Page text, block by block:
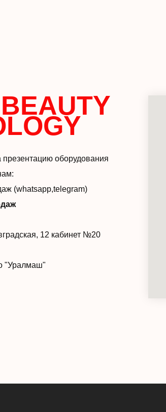
презентацию оборудования
(whatsapp,telegram)
12 кабинет №20
"Уралмаш"